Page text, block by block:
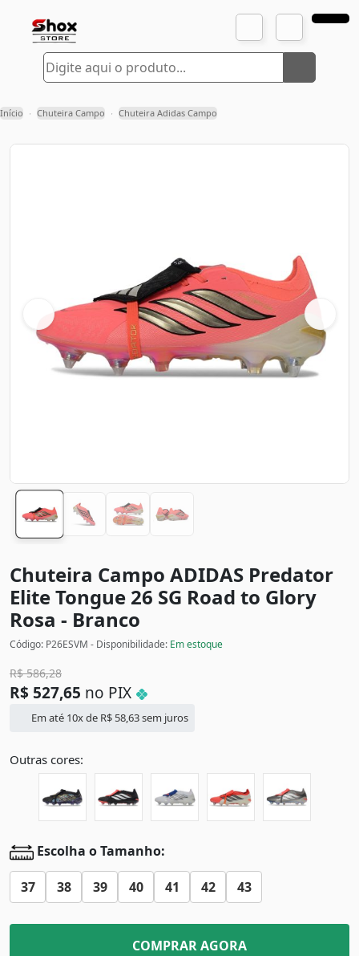
Início › Chuteira Campo › Chuteira Adidas Campo
Chuteira Campo ADIDAS Predator
Elite Tongue 26 SG Road to Glory
Rosa - Branco
Código: P26ESVM - Disponibilidade: Em estoque
R$586,28
R$ 527,65 no PIX
Em até 10x de R$ 58,63sem juros
Outras cores:
Escolha o Tamanho:
37 38 39 40 41 42 43
COMPRAR AGORA